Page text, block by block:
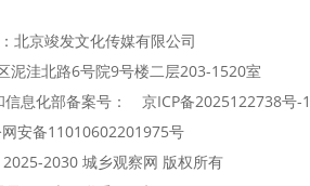
北京竣发文化传媒有限公司
泥洼北路6号院9号楼二层203-1520室
息化部备案号：
京ICP备2025122738号-1
安备11010602201975号
2030 城乡观察网 版权所有